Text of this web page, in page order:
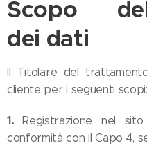
Scopo
dei dati
Il Titolare del
cliente per i seguenti scopi:
1.Registrazione nel
conformità con il Capo 4,